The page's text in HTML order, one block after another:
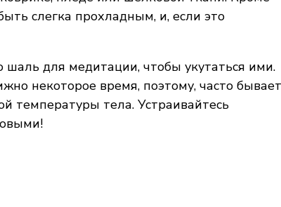
слегка прохладным, и, если это
для медитации, чтобы укутаться ими.
некоторое время, поэтому, часто бывает
температуры тела. Устраивайтесь